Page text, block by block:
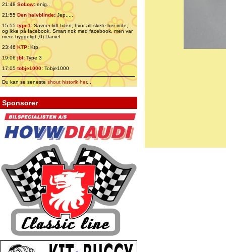
21:48 SoLow:enig..
21:55 Den halvblinde:Jep.....
15:55 type1:Savner lidt tiden, hvor alt skete her inde,
og ikke på facebook. Smart nok med facebook, men var
mere hyggeligt ;0) Daniel
23:46 KTP:Ktp
19:06jbl:Type 3
17:05tobje1000: Tobje1000
Du kan se senesteshout historik her...
Sponsorer